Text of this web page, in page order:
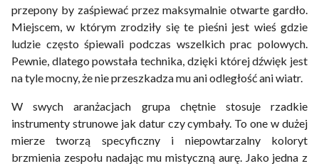
przepony by zaśpiewać przez maksymalnie otwarte gardło.
Miejscem, w którym zrodziły się te pieśni jest wieś gdzie
ludzie często śpiewali podczas wszelkich prac polowych.
Pewnie, dlatego powstała technika, dzięki której dźwięk jest
na tyle mocny, że nie przeszkadza mu ani odległość ani wiatr.
W swych aranżacjach grupa chętnie stosuje rzadkie
instrumenty strunowe jak datur czy cymbały. To one w dużej
mierze tworzą specyficzny i niepowtarzalny koloryt
brzmienia zespołu nadając mu mistyczną aurę. Jako jedna z